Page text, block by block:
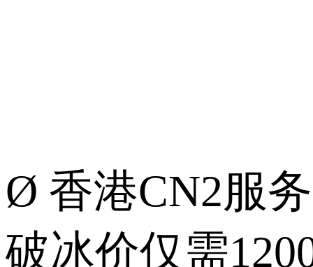
Ø 香港CN2服
破冰价仅需